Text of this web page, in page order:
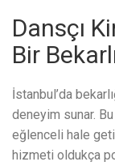
Dansçı
Bir
İstanbul’da
deneyim sunar.
eğlenceli hale
hizmeti oldukça